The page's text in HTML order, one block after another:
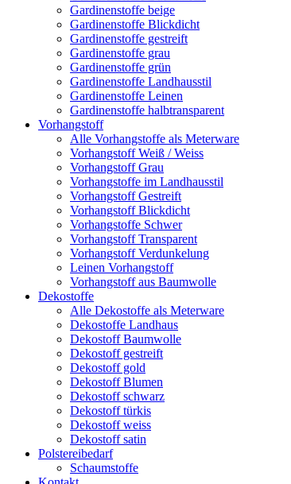
Gardinenstoffe beige
Gardinenstoffe Blickdicht
Gardinenstoffe gestreift
Gardinenstoffe grau
Gardinenstoffe grün
Gardinenstoffe Landhausstil
Gardinenstoffe Leinen
Gardinenstoffe halbtransparent
Vorhangstoff
Alle Vorhangstoffe als Meterware
Vorhangstoff Weiß / Weiss
Vorhangstoff Grau
Vorhangstoffe im Landhausstil
Vorhangstoff Gestreift
Vorhangstoff Blickdicht
Vorhangstoffe Schwer
Vorhangstoff Transparent
Vorhangstoff Verdunkelung
Leinen Vorhangstoff
Vorhangstoff aus Baumwolle
Dekostoffe
Alle Dekostoffe als Meterware
Dekostoffe Landhaus
Dekostoff Baumwolle
Dekostoff gestreift
Dekostoff gold
Dekostoff Blumen
Dekostoff schwarz
Dekostoff türkis
Dekostoff weiss
Dekostoff satin
Polstereibedarf
Schaumstoffe